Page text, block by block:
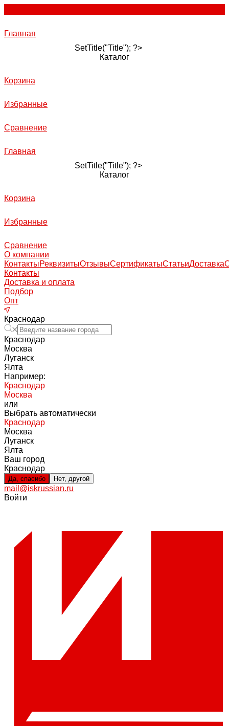
Главная
SetTitle("Title"); ?>
Каталог
Корзина
Избранные
Сравнение
Главная
SetTitle("Title"); ?>
Каталог
Корзина
Избранные
Сравнение
О компании
КонтактыРеквизитыОтзывыСертификатыСтатьиДоставка
Контакты
Доставка и оплата
Подбор
Опт
Краснодар
Краснодар
Москва
Луганск
Ялта
Например:
Краснодар
Москва
или
Выбрать автоматически
Краснодар
Москва
Луганск
Ялта
Ваш город
Краснодар
Да, спасибо Нет, другой
mail@iskrussian.ru
Войти